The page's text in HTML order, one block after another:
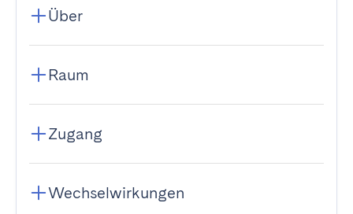
Über
Raum
Zugang
Wechselwirkungen